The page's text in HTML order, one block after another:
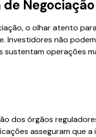
Negociação
o olhar atento
Investidores não
operações
dos órgãos
asseguram que